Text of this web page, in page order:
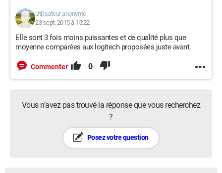
Utilisateur anonyme
23 sept. 2015 à 15:22
Elle sont 3 fois moins puissantes et de qualité plus que
moyenne comparées aux logitech proposées juste avant.
Commenter 0
Vous n’avez pas trouvé la réponse que vous recherchez
?
Posez votre question